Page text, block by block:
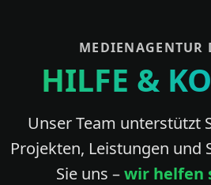
MEDIENAGENTUR
HILFE &
Unser Team unterstützt
Projekten, Leistungen und
Sie uns –wir helfen